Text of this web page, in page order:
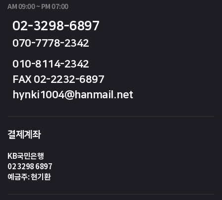
AM 09:00 ~ PM 07:00
02-3298-6897
070-7778-2342
010-8114-2342
FAX 02-2232-6897
hynki1004@hanmail.net
결제계좌
KB국민은행
02 3298 6897
예금주: 현기환